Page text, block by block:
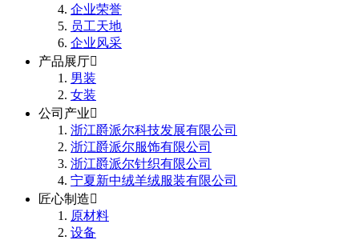
企业荣誉
员工天地
企业风采
产品展厅
男装
女装
公司产业
浙江爵派尔科技发展有限公司
浙江爵派尔服饰有限公司
浙江爵派尔针织有限公司
宁夏新中绒羊绒服装有限公司
匠心制造
原材料
设备